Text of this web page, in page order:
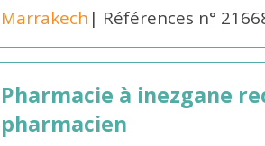
Marrakech | Références n°
Pharmacie à inezgane
pharmacien